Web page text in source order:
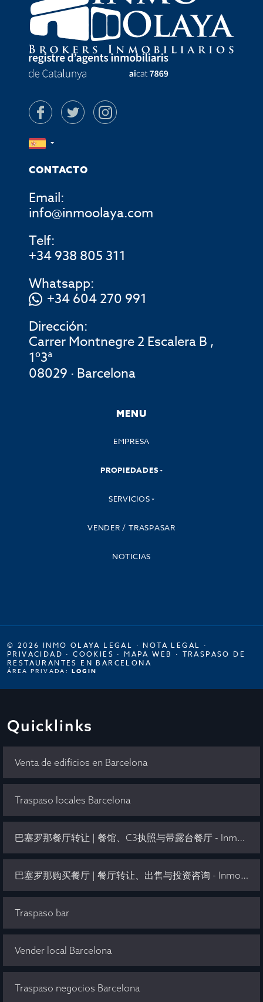
CONTACTO
Email:
info@inmoolaya.com
Telf:
+34 938 805 311
Whatsapp:
+34 604 270 991
Dirección:
Carrer Montnegre 2 Escalera B ,
1º3ª
08029 · Barcelona
MENU
EMPRESA
PROPIEDADES
SERVICIOS
VENDER / TRASPASAR
NOTICIAS
© 2026 INMO OLAYA LEGAL · NOTA LEGAL ·
PRIVACIDAD ·COOKIES · MAPA WEB · TRASPASO DE
RESTAURANTES EN BARCELONA
ÁREA PRIVADA: LOGIN
Quicklinks
Venta de edificios en Barcelona
Traspaso locales Barcelona
巴塞罗那餐厅转让 | 餐馆、C3执照与带露台餐厅 - Inmo Olaya
巴塞罗那购买餐厅 | 餐厅转让、出售与投资咨询 - Inmo Olaya
Traspaso bar
Vender local Barcelona
Traspaso negocios Barcelona